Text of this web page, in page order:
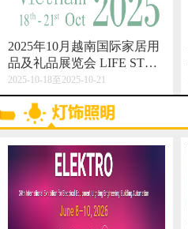
2025年10月越南国际家居用
品及礼品展览会 LIFE STYL
E VIETNAM 2025
2025-10-18至2025-10-21